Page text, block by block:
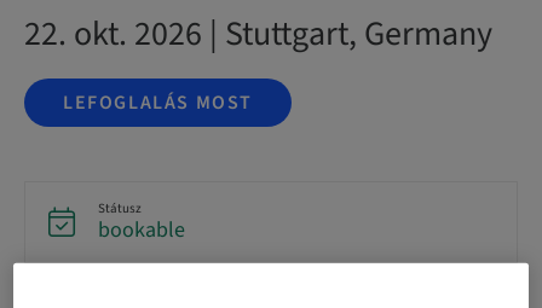
22. okt. 2026 | Stuttgart, Germany
LEFOGLALÁS MOST
Státusz
bookable